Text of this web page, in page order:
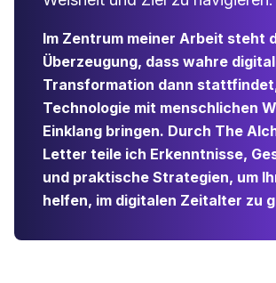
Im Zentrum meiner Arbeit steht
Überzeugung, dass wahre
Transformation dann
Technologie mit menschlichen
Einklang bringen. Durch The
Letter teile ich Erkenntnisse,
und praktische Strategien, um
helfen, im digitalen Zeitalter zu